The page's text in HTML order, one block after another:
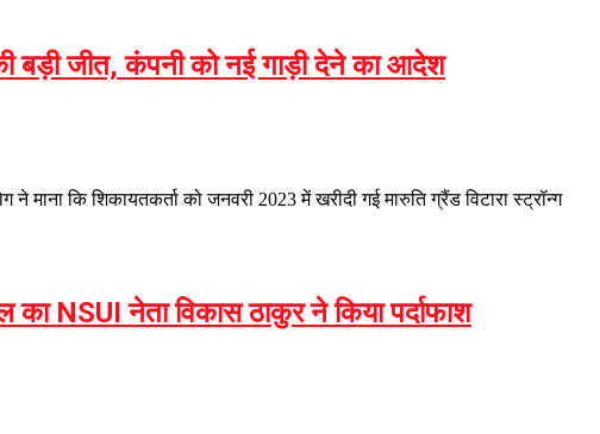
बड़ी जीत, कंपनी को नई गाड़ी देने का आदेश
कि शिकायतकर्ता को जनवरी 2023 में खरीदी गई मारुति ग्रैंड विटारा स्ट्रॉन्ग
का NSUI नेता विकास ठाकुर ने किया पर्दाफाश